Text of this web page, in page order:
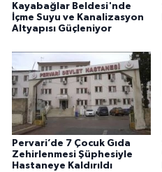
Kayabağlar Beldesi'nde
İçme Suyu ve Kanalizasyon
Altyapısı Güçleniyor
Pervari’de 7 Çocuk Gıda
Zehirlenmesi Şüphesiyle
Hastaneye Kaldırıldı